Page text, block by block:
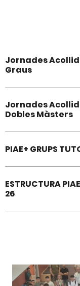
Jornades
Graus
Jornades
Dobles Màsters
PIAE+ GRUPS
ESTRUCTURA
26